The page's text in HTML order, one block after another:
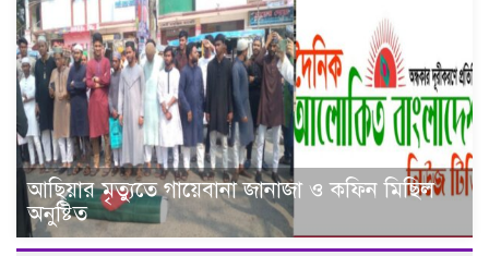
আ‌ছিয়ার মৃত‌্যু‌তে গা‌য়েব‌ানা জানাজা ও ক‌ফিন মি‌ছিল
অনু‌ষ্টিত